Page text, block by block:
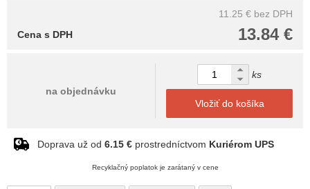
11.25 € bez DPH
13.84 €
Cena s DPH
na objednávku
ks
Vložiť do košíka
Doprava už od 6.15 € prostredníctvom Kuriérom UPS
Recyklačný poplatok je zarátaný v cene